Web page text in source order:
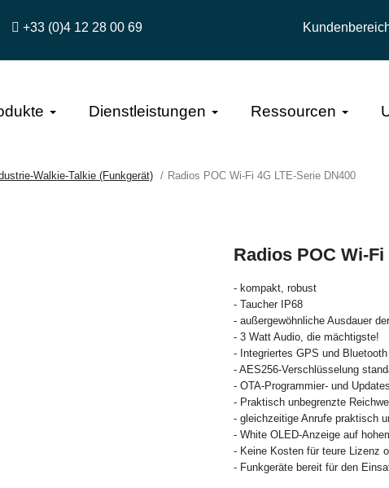
+33 (0)4 12 28 00 69
Dienstleistungen Ressourcen
Walkie-Talkie (Funkgerät) Radios POC Wi-Fi 4G LTE-Serie DN400
Radios POC Wi-
- kompakt, robust
- Taucher IP68
- außergewöhnliche Ausdauer
- 3 Watt Audio, die mächtigste!
- Integriertes GPS und Bluetooth
- AES256-Verschlüsselung
- OTA-Programmier- und Updates
- Praktisch unbegrenzte
- gleichzeitige Anrufe praktisch
- White OLED-Anzeige auf
- Keine Kosten für teure Lizenz
- Funkgeräte bereit für den